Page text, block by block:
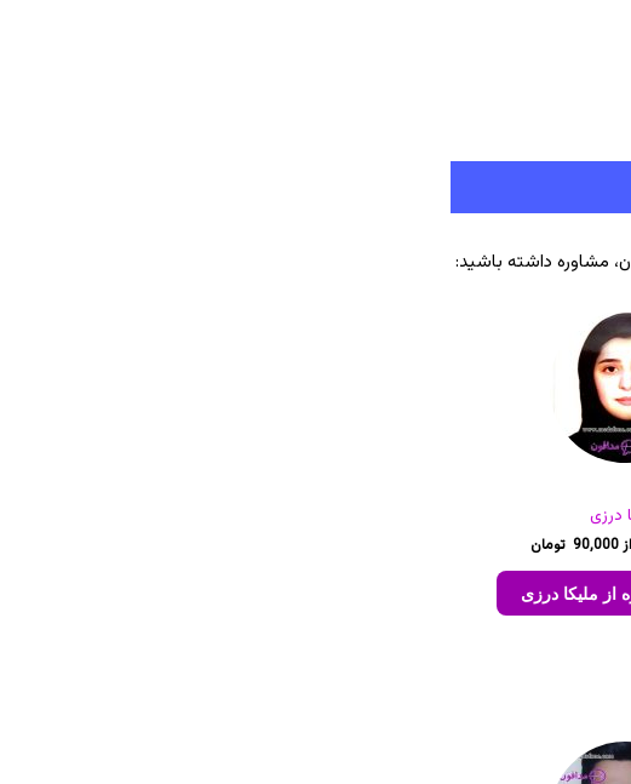
مشاوره داشته باشید:
درزی
90,000
از ملیکا درزی